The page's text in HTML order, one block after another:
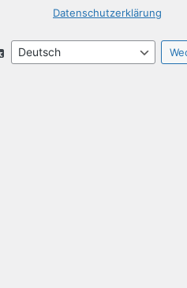
Datenschutzerklärung
Sprache